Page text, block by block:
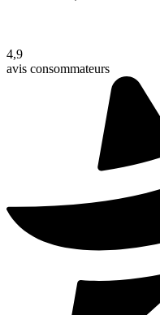
4,9
avis consommateurs